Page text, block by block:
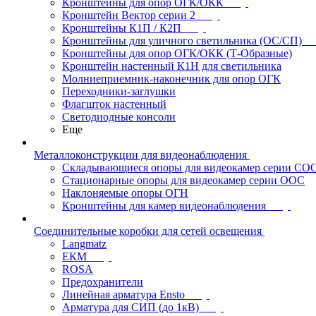
Кронштейны для опор ОГК/ОКК
Кронштейн Вектор серии 2
Кронштейны К1П / К2П
Кронштейны для уличного светильника (ОС/СП)
Кронштейны для опор ОГК/ОКК (Т-Образные)
Кронштейн настенный К1Н для светильника
Молниеприемник-наконечник для опор ОГК
Переходники-заглушки
Флагшток настенный
Светодиодные консоли
Еще
Металлоконструкции для видеонаблюдения
Складывающиеся опоры для видеокамер серии
Стационарные опоры для видеокамер серии ООС
Наклоняемые опоры ОГН
Кронштейны для камер видеонаблюдения
Соединительные коробки для сетей освещения
Langmatz
ЕКМ
ROSA
Предохранители
Линейная арматура Ensto
Арматура для СИП (до 1кВ)